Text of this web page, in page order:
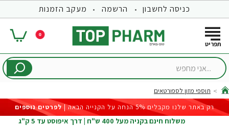
כניסה לחשבון הרשמה מעקב הזמנות
0
...אני
home
תוספי מזון לספורטאים
רק באתר שלנו מקבלים 5% הנחה על הקנייה הבאה |
לפרטים נוספים
משלוח חינם בקניה מעל 400 ש"ח | דרך איפוסט עד 5 ק"ג